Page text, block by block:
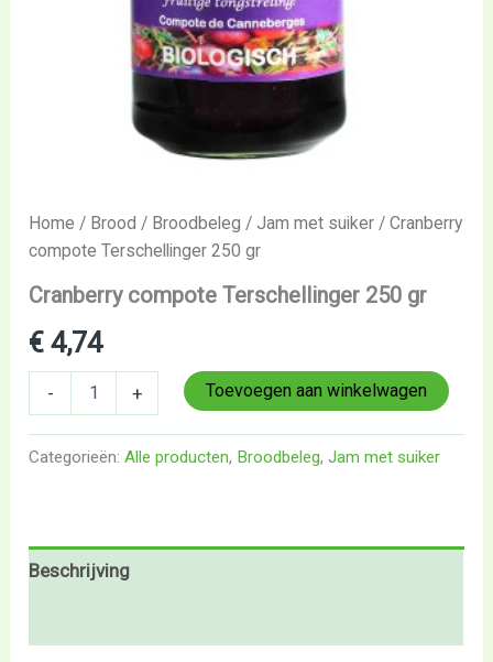
Home / Brood / Broodbeleg /Jam met suiker / Cranberry
compote Terschellinger 250 gr
Cranberry compote Terschellinger 250 gr
€ 4,74
- + Toevoegen aan winkelwagen
Categorieën:Alle producten, Broodbeleg,Jam met suiker
Beschrijving